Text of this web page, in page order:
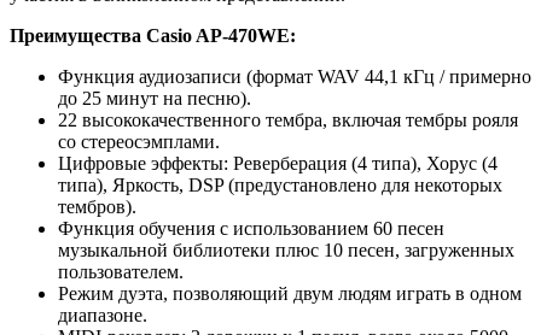
Преимущества Casio AP-470WE:
Функция аудиозаписи (формат WAV 44,1 кГц / примерно
до 25 минут на песню).
22 высококачественного тембра, включая тембры рояля
со стереосэмплами.
Цифровые эффекты: Реверберация (4 типа), Хорус (4
типа), Яркость, DSP (предустановлено для некоторых
тембров).
Функция обучения с использованием 60 песен
музыкальной библиотеки плюс 10 песен, загруженных
пользователем.
Режим дуэта, позволяющий двум людям играть в одном
диапазоне.